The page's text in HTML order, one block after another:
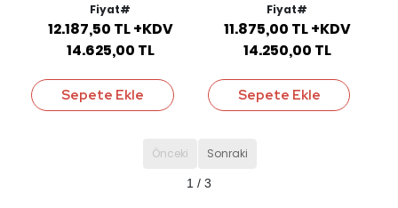
Fiyat#
12.187,50 TL +KDV
14.625,00 TL
Sepete Ekle
Fiyat#
11.875,00 TL +KDV
14.250,00 TL
Sepete Ekle
Önceki Sonraki
1 / 3